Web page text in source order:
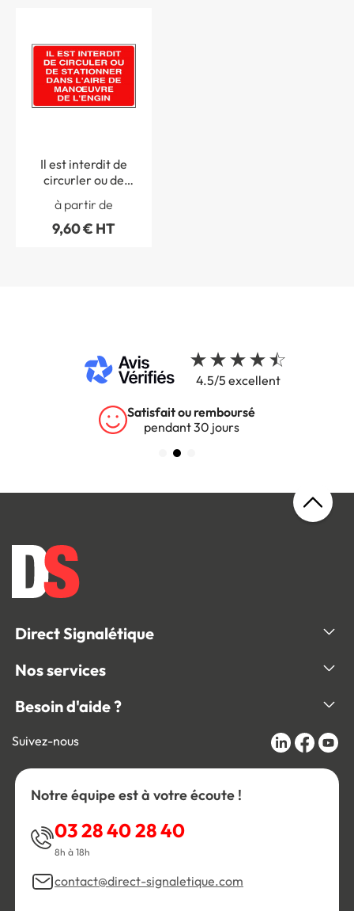
Il est interdit de
circurler ou de
stationner dans l... -
STF 3515S
à partir de
9,60 € HT
4.5/5 excellent
Satisfait ou remboursé
pendant 30 jours
Direct Signalétique
Nos services
Besoin d'aide ?
Suivez-nous
Notre équipe est à votre écoute !
03 28 40 28 40
8h à 18h
contact@direct-signaletique.com